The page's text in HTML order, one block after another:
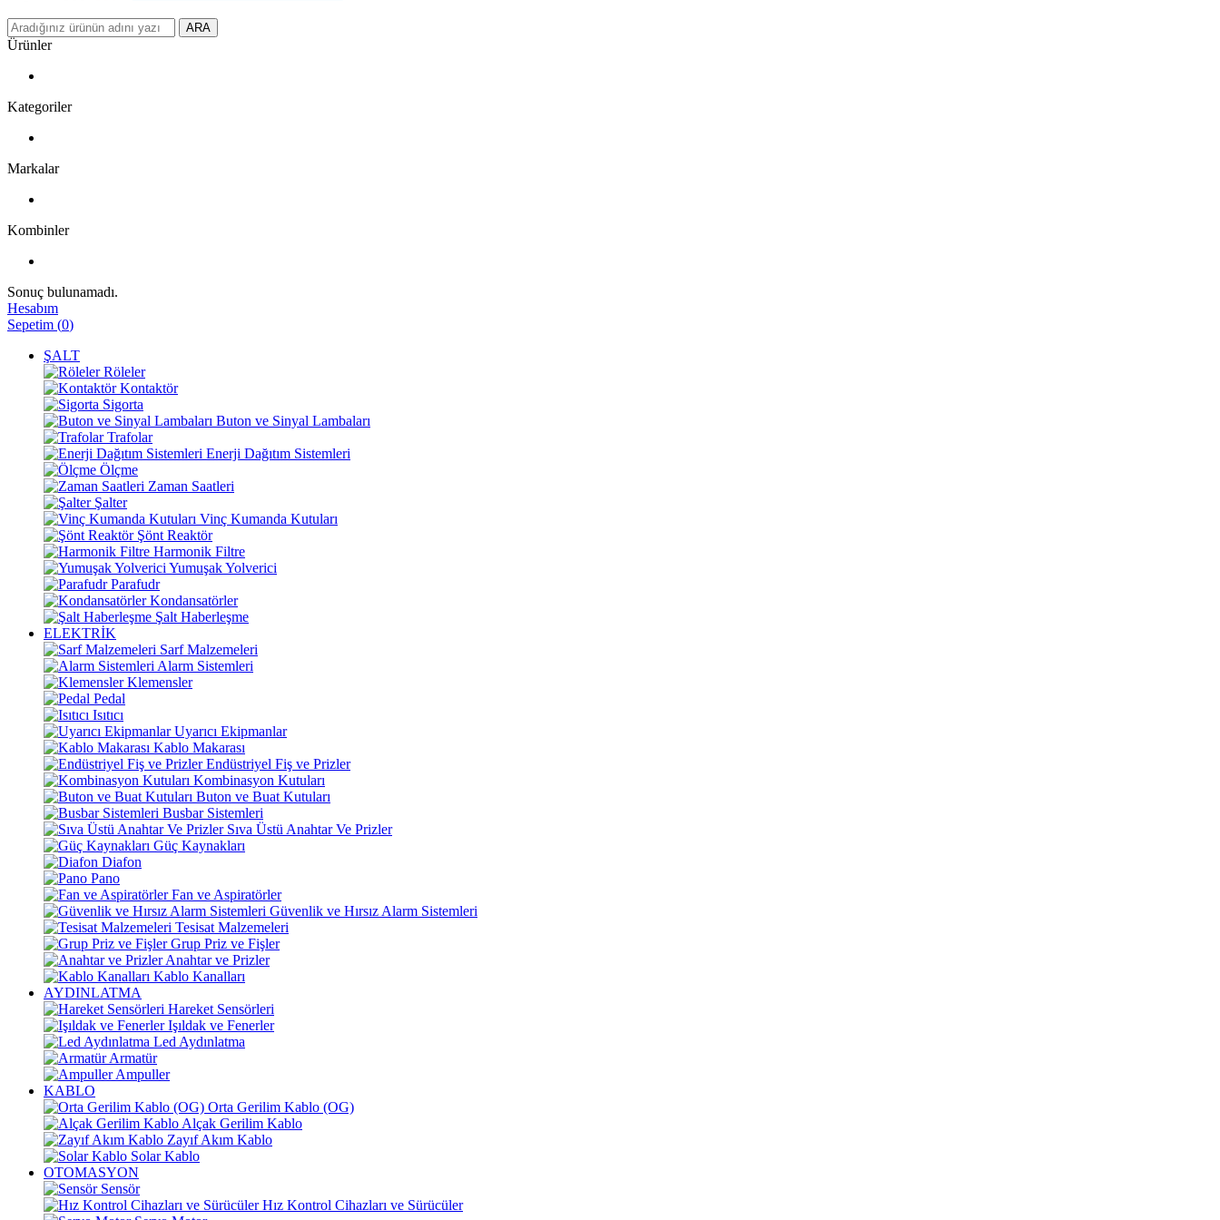
ARA
Ürünler
Kategoriler
Markalar
Kombinler
Sonuç bulunamadı.
Hesabım
Sepetim (0)
ŞALT
Röleler
Kontaktör
Sigorta
Buton ve Sinyal Lambaları
Trafolar
Enerji Dağıtım Sistemleri
Ölçme
Zaman Saatleri
Şalter
Vinç Kumanda Kutuları
Şönt Reaktör
Harmonik Filtre
Yumuşak Yolverici
Parafudr
Kondansatörler
Şalt Haberleşme
ELEKTRİK
Sarf Malzemeleri
Alarm Sistemleri
Klemensler
Pedal
Isıtıcı
Uyarıcı Ekipmanlar
Kablo Makarası
Endüstriyel Fiş ve Prizler
Kombinasyon Kutuları
Buton ve Buat Kutuları
Busbar Sistemleri
Sıva Üstü Anahtar Ve Prizler
Güç Kaynakları
Diafon
Pano
Fan ve Aspiratörler
Güvenlik ve Hırsız Alarm Sistemleri
Tesisat Malzemeleri
Grup Priz ve Fişler
Anahtar ve Prizler
Kablo Kanalları
AYDINLATMA
Hareket Sensörleri
Işıldak ve Fenerler
Led Aydınlatma
Armatür
Ampuller
KABLO
Orta Gerilim Kablo (OG)
Alçak Gerilim Kablo
Zayıf Akım Kablo
Solar Kablo
OTOMASYON
Sensör
Hız Kontrol Cihazları ve Sürücüler